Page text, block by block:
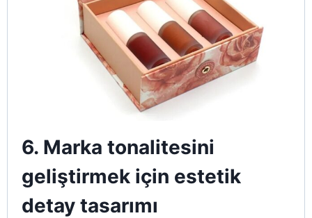
6. Marka tonalitesini
geliştirmek için estetik
detay tasarımı